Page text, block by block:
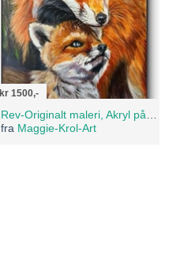
kr 1500,-
fra Maggie-Krol-Art